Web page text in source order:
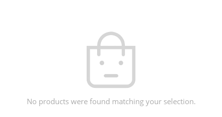
No products were found matching your selection.